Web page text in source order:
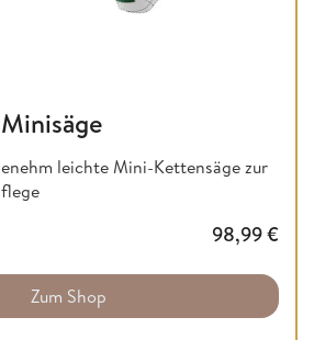
leichte Mini-Kettensäge zur
98,99€
Zum Shop